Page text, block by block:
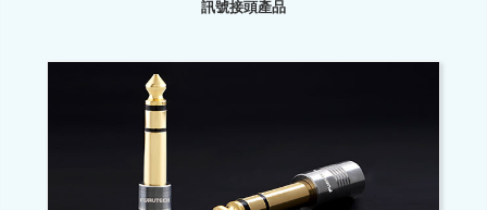
訊號接頭產品